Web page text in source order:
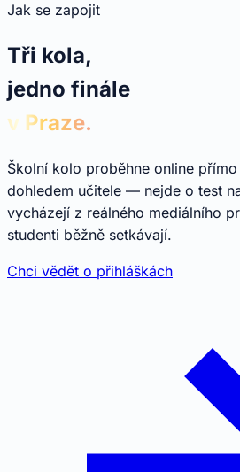
Jak se zapojit
Tři kola,
jedno finále
v Praze.
Školní kolo proběhne online
dohledem učitele — nejde o test
vycházejí z reálného mediálního
studenti běžně setkávají.
Chci vědět o přihláškách